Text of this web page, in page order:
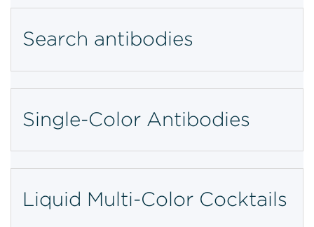
Search antibodies
Single-Color Antibodies
Liquid Multi-Color Cocktails